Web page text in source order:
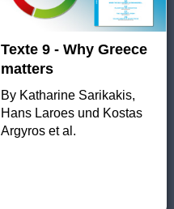
Texte 9 - Why Greece
matters
By Katharine Sarikakis,
Hans Laroes und Kostas
Argyros et al.